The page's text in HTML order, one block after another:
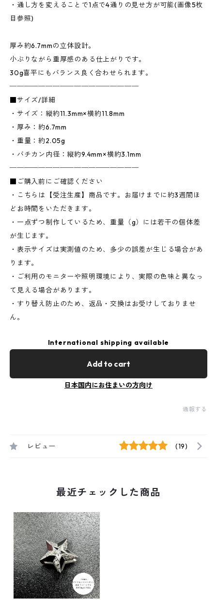
・通し方を変えることで1点で4通りの見せ方が可能(画像5枚
目参照)
厚み約6.7mmの立体設計。
小ぶりながら重厚感のある仕上がりです。
30g喜平にもバランス良く合わせられます。
──────────────────
■サイズ/詳細
・サイズ：縦約11.3mm×横約11.8mm
・厚み：約6.7mm
・重量：約2.05g
・バチカン内径：縦約9.4mm×横約3.1mm
──────────────────
■ご購入前にご確認ください
・こちらは【受注生産】商品です。お届けまでに約3週間ほ
どお時間をいただきます。
・一点ずつ制作しているため、重量（g）には若干の個体差
が生じます。
・表示サイズは実測値のため、多少の誤差が生じる場合があ
ります。
・ご利用のモニターや照明環境により、実際の色味と異なっ
て見える場合があります。
・すり替え防止のため、返品・交換はお受けしておりませ
ん。
International shipping available
Add to cart
日本国内にお住まいの方向け
通報する
レビュー (19)
最近チェックした商品